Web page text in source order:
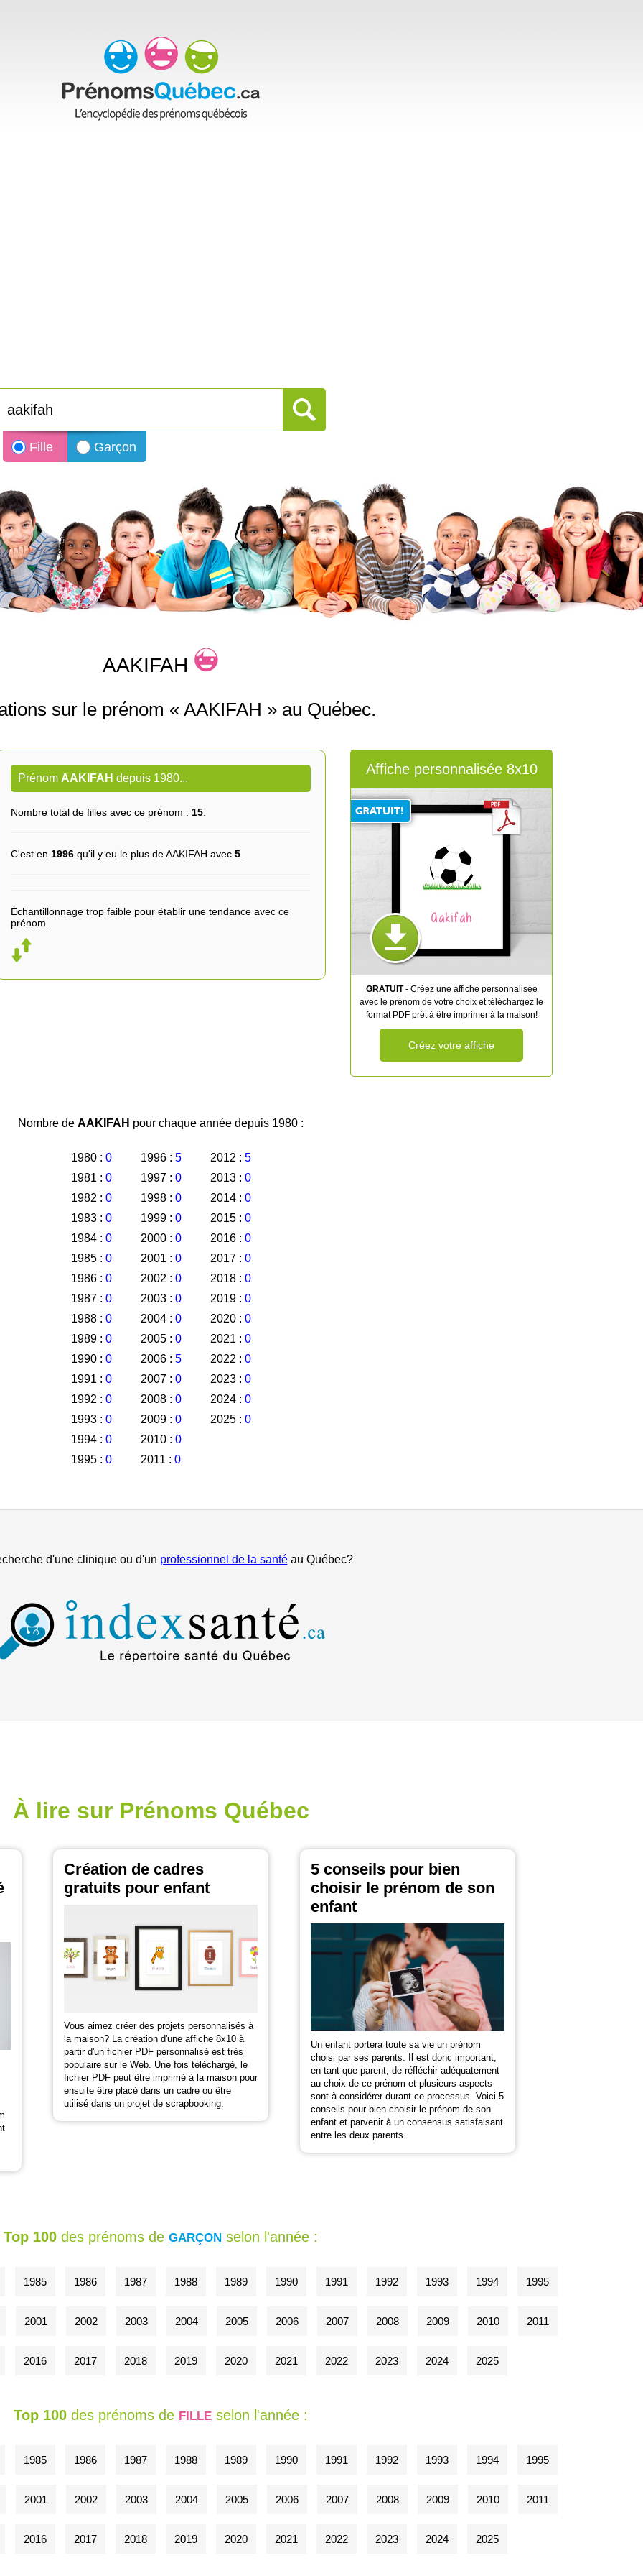
Fille Garçon
AAKIFAH
sur le prénom « AAKIFAH » au Québec.
Prénom AAKIFAH depuis 1980...
Nombre total de filles avec ce prénom : 15
C'est en 1996 qu'il y eu le plus de AAKIFAH avec 5
Échantillonnage trop faible pour établir une tendance avec ce
prénom.
Affiche personnalisée 8x10
Aakifah
GRATUIT- Créez une affiche personnalisée
avec le prénom de votre choix et téléchargez le
format PDF prêt à être imprimer à la maison!
Créez votre affiche
Nombre de AAKIFAH pour chaque année depuis 1980 :
1980 : 0
1981 : 0
1982 : 0
1983 : 0
1984 : 0
1985 : 0
1986 : 0
1987 : 0
1988 : 0
1989 : 0
1990 : 0
1991 : 0
1992 : 0
1993 : 0
1994 : 0
1995 : 0
1996 : 5
1997 : 0
1998 : 0
1999 : 0
2000 : 0
2001 : 0
2002 : 0
2003 : 0
2004 : 0
2005 : 0
2006 : 5
2007 : 0
2008 : 0
2009 : 0
2010 : 0
2011 : 0
2012 : 5
2013 : 0
2014 : 0
2015 : 0
2016 : 0
2017 : 0
2018 : 0
2019 : 0
2020 : 0
2021 : 0
2022 : 0
2023 : 0
2024 : 0
2025 : 0
d'une clinique ou d'un professionnel de la santéau Québec?
À lire sur Prénoms Québec
Création de cadres
gratuits pour enfant
Vous aimez créer des projets personnalisés à
la maison? La création d'une affiche 8x10 à
partir d'un fichier PDF personnalisé est très
populaire sur le Web. Une fois téléchargé, le
fichier PDF peut être imprimé à la maison pour
ensuite être placé dans un cadre ou être
utilisé dans un projet de scrapbooking.
5 conseils pour bien
choisir le prénom de son
enfant
Un enfant portera toute sa vie un prénom
choisi par ses parents. Il est donc important,
en tant que parent, de réfléchir adéquatement
au choix de ce prénom et plusieurs aspects
sont à considérer durant ce processus. Voici 5
conseils pour bien choisir le prénom de son
enfant et parvenir à un consensus satisfaisant
entre les deux parents.
Top 100 des prénoms de GARÇON selon l'année :
1985 1986 1987 1988 1989 1990 1991 1992 1993 1994 1995
2001 2002 2003 2004 2005 2006 2007 2008 2009 2010 2011
2016 2017 2018 2019 2020 2021 2022 2023 2024 2025
Top 100 des prénoms de FILLE selon l'année :
1985 1986 1987 1988 1989 1990 1991 1992 1993 1994 1995
2001 2002 2003 2004 2005 2006 2007 2008 2009 2010 2011
2016 2017 2018 2019 2020 2021 2022 2023 2024 2025